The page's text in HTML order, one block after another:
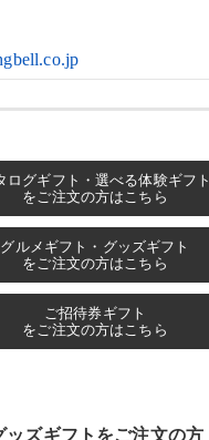
ログギフト・選べる体験ギフト
をご注文の方はこちら
グルメギフト・グッズギフト
をご注文の方はこちら
ご招待券ギフト
をご注文の方はこちら
ッズギフトをご注文の方